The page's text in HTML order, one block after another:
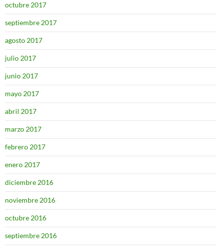
octubre 2017
septiembre 2017
agosto 2017
julio 2017
junio 2017
mayo 2017
abril 2017
marzo 2017
febrero 2017
enero 2017
diciembre 2016
noviembre 2016
octubre 2016
septiembre 2016